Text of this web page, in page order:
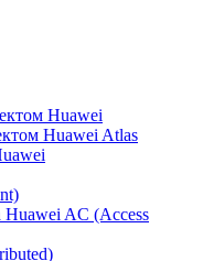
Huawei
Huawei Atlas
Huawei AC (Access